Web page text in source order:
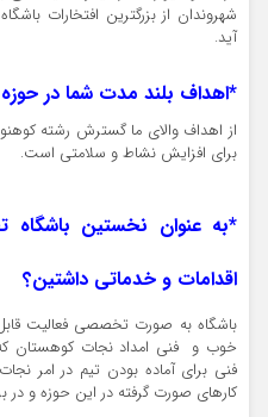
شهروندان از بزرگترین افتخارات
آید.
*اهداف بلند مدت شما در
از اهداف والای ما گسترش رشته
برای افزایش نشاط و سلامتی است.
*به عنوان نخستین
اقدامات و خدماتی داشتین؟
باشگاه به صورت تخصصی فعالیت
خوب و فنی امداد نجات کوهستان که
فنی برای آماده بودن تیم در امر
کارهای صورت گرفته در این حوزه و در